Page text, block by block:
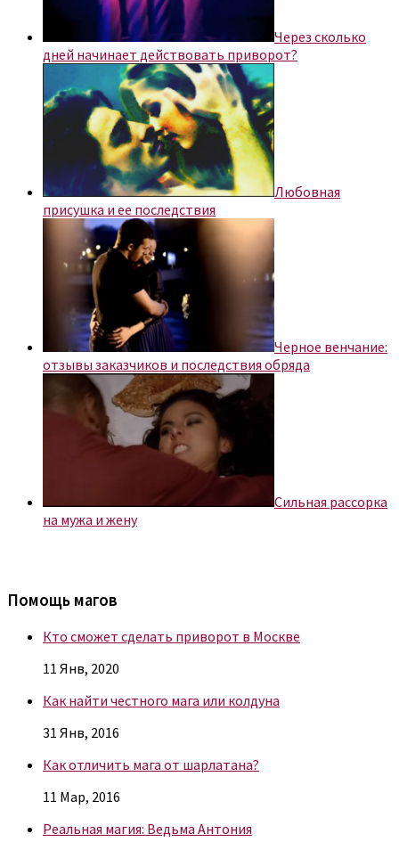
Через сколько
дней начинает действовать приворот?
Любовная
присушка и ее последствия
Черное венчание:
отзывы заказчиков и последствия обряда
Сильная рассорка
на мужа и жену
Помощь магов
Кто сможет сделать приворот в Москве
11 Янв, 2020
Как найти честного мага или колдуна
31 Янв, 2016
Как отличить мага от шарлатана?
11 Мар, 2016
Реальная магия: Ведьма Антония